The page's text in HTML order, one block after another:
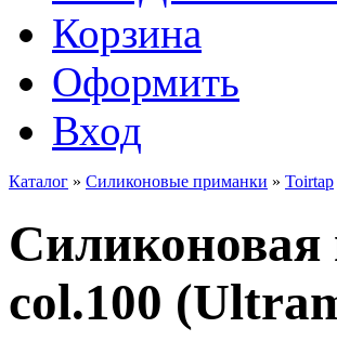
Корзина
Оформить
Вход
Каталог » Силиконовые приманки » Toirtap
col.100